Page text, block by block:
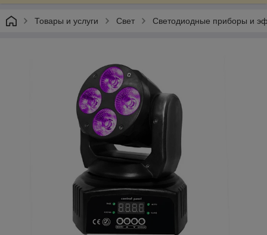
Товары и услуги Свет Светодиодные приборы и